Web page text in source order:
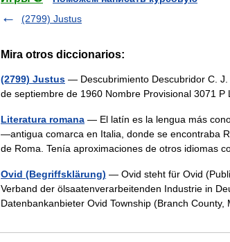
(2799) Justus
Mira otros diccionarios:
(2799) Justus — Descubrimiento Descubridor C.
de septiembre de 1960 Nombre Provisional 3071
Literatura romana — El latín es la lengua más
―antigua comarca en Italia, donde se encontraba
de Roma. Tenía aproximaciones de otros
Ovid (Begriffsklärung) — Ovid steht für Ovid
Verband der ölsaatenverarbeitenden Industrie in
Datenbankanbieter Ovid Township (Branch